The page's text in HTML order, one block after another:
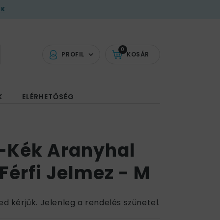
PROFIL KOSÁR
0
ELÉRHETŐSÉG
Aranyhal
Jelmez - M
kérjük. Jelenleg a rendelés szünetel.